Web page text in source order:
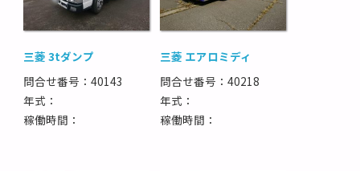
三菱 3tダンプ
問合せ番号：40143
年式：
稼働時間：
三菱 エアロミディ
問合せ番号：40218
年式：
稼働時間：